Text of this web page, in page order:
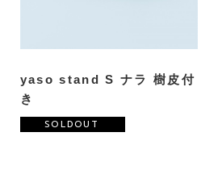
yaso stand S ナラ 樹皮付
き
SOLDOUT